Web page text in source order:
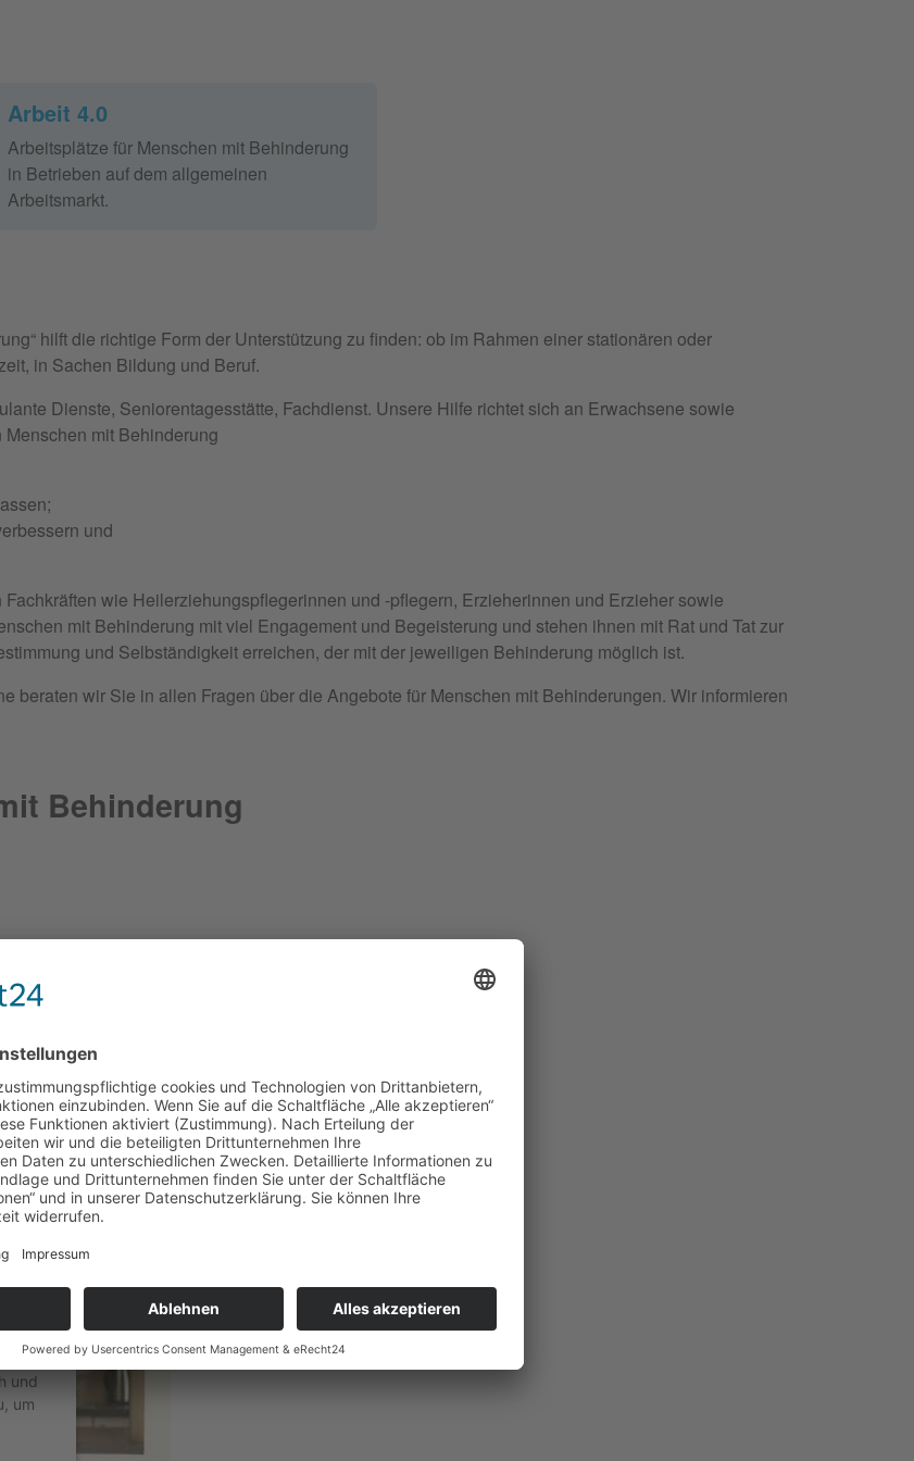
Arbeit 4.0
Arbeitsplätze für Menschen mit Behinderung
in Betrieben auf dem allgemeinen
Arbeitsmarkt.
hilft die richtige Form der Unterstützung zu finden: ob im Rahmen einer stationären oder
in Sachen Bildung und Beruf.
Dienste, Seniorentagesstätte, Fachdienst. Unsere Hilfe richtet sich an Erwachsene sowie
mit Behinderung
und
wie Heilerziehungspflegerinnen und -pflegern, Erzieherinnen und Erzieher sowie
mit Behinderung mit viel Engagement und Begeisterung und stehen ihnen mit Rat und Tat zur
und Selbständigkeit erreichen, der mit der jeweiligen Behinderung möglich ist.
beraten wir Sie in allen Fragen über die Angebote für Menschen mit Behinderungen. Wir informieren
Behinderung
um
und
um